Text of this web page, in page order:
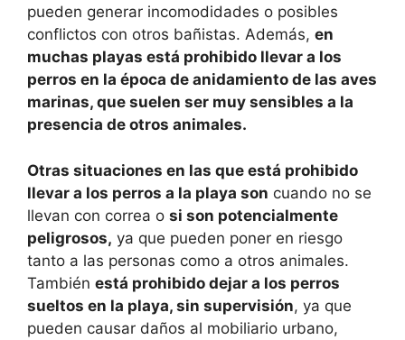
pueden generar incomodidades o posibles
conflictos con otros bañistas. Además, en
muchas playas está prohibido llevar a los
perros en la época de anidamiento de las aves
marinas, que suelen ser muy sensibles a la
presencia de otros animales.
Otras situaciones en las que está prohibido
llevar a los perros a la playa son cuando no se
llevan con correa o si son potencialmente
peligrosos, ya que pueden poner en riesgo
tanto a las personas como a otros animales.
También está prohibido dejar a los perros
sueltos en la playa, sin supervisión, ya que
pueden causar daños al mobiliario urbano,